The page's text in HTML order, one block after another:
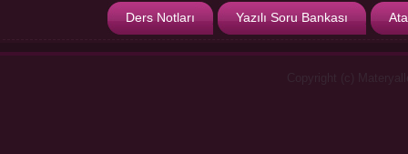
Ders Notları Yazılı Soru Bankası